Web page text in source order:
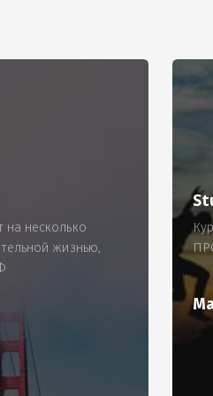
кв. 77
общую сумму 5400 рублей